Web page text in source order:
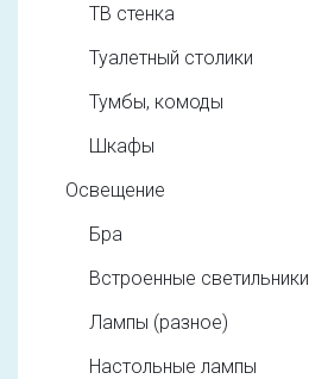
ТВ стенка
Туалетный столики
Тумбы, комоды
Шкафы
Освещение
Бра
Встроенные светильники
Лампы (разное)
Настольные лампы